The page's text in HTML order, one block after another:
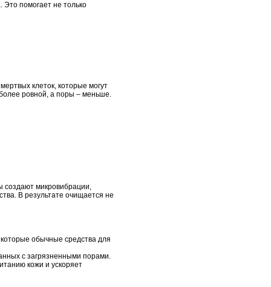
Это помогает не только
клеток, которые могут
ровной, а поры – меньше.
создают микровибрации,
В результате очищается не
обычные средства для
с загрязненными порами.
кожи и ускоряет